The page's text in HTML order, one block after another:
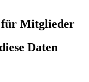
für Mitglieder
Daten